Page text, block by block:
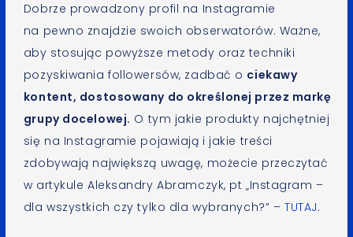
Dobrze prowadzony profil na Instagramie
na pewno znajdzie swoich obserwatorów. Ważne,
aby stosując powyższe metody oraz techniki
pozyskiwania followersów, zadbać o ciekawy
kontent, dostosowany do określonej przez markę
grupy docelowej. O tym jakie produkty najchętniej
się na Instagramie pojawiają i jakie treści
zdobywają największą uwagę, możecie przeczytać
w artykule Aleksandry Abramczyk, pt „Instagram –
dla wszystkich czy tylko dla wybranych?” – TUTAJ.